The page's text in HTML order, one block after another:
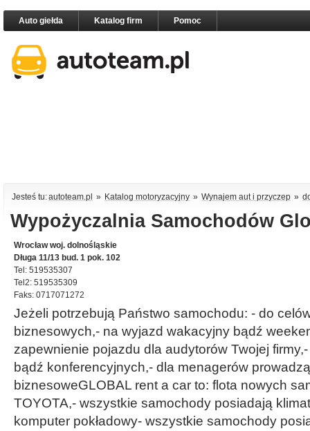
Auto giełda Katalog firm Pomoc
Jesteś tu:autoteam.pl » Katalog motoryzacyjny » Wynajem aut i przyczep »
Wypożyczalnia Samochodów
Wrocław woj. dolnośląskie
Długa 11/13 bud. 1 pok. 102
Tel: 519535307
Tel2: 519535309
Faks: 0717071272
Jeżeli potrzebują Państwo samochodu: - do
biznesowych,- na wyjazd wakacyjny bądź
zapewnienie pojazdu dla audytorów Twojej
bądź konferencyjnych,- dla menagerów
biznesoweGLOBAL rent a car to: flota nowych
TOYOTA,- wszystkie samochody posiadają
komputer pokładowy- wszystkie samochody